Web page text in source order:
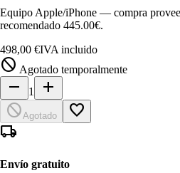
Equipo Apple/iPhone — compra
recomendado 445.00€.
498,00 €IVA incluido
block Agotado temporalmente
remove 1
add
blockAgotado
favorite_border
local_shipping
Envío gratuito